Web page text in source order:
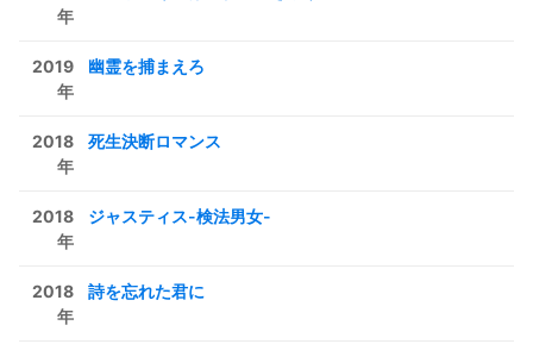
年
2019
年
幽霊を捕まえろ
2018
年
死生決断ロマンス
2018
年
ジャスティス-検法男女-
2018
年
詩を忘れた君に